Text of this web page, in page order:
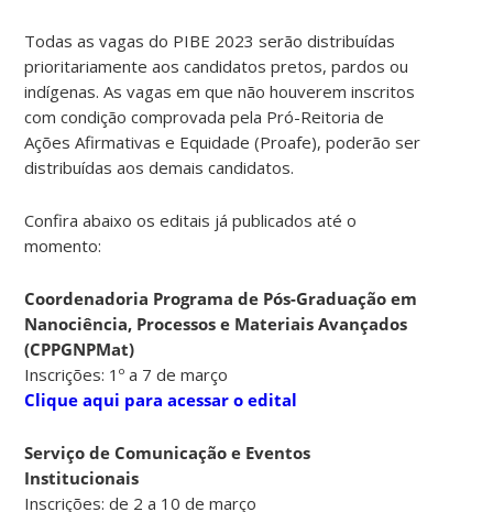
Todas as vagas do PIBE 2023 serão distribuídas
prioritariamente aos candidatos pretos, pardos ou
indígenas. As vagas em que não houverem inscritos
com condição comprovada pela Pró-Reitoria de
Ações Afirmativas e Equidade (Proafe), poderão ser
distribuídas aos demais candidatos.
Confira abaixo os editais já publicados até o
momento:
Coordenadoria Programa de Pós-Graduação em
Nanociência, Processos e Materiais Avançados
(CPPGNPMat)
Inscrições: 1º a 7 de março
Clique aqui para acessar o edital
Serviço de Comunicação e Eventos
Institucionais
Inscrições: de 2 a 10 de março